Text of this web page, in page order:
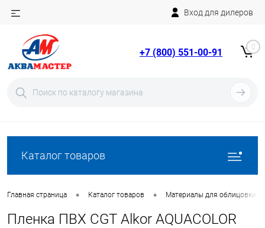
Вход для дилеров
+7 (800) 551-00-91 0
Каталог товаров
Главная страница • Каталог товаров • Материалы для облицовки
Пленка ПВХ CGT Alkor AQUACOLOR